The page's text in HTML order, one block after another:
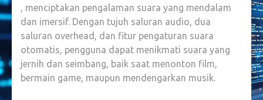
, menciptakan pengalaman suara yang mendalam
dan imersif. Dengan tujuh saluran audio, dua
saluran overhead, dan fitur pengaturan suara
otomatis, pengguna dapat menikmati suara yang
jernih dan seimbang, baik saat menonton film,
bermain game, maupun mendengarkan musik.